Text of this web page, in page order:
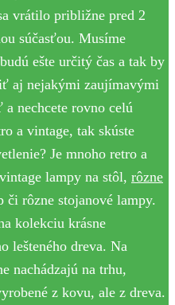
vrátilo približne pred 2
súčasťou. Musíme
ešte určitý čas a tak by
aj nejakými zaujímavými
nechcete rovno celú
a vintage, tak skúste
Je mnoho retro a
lampy na stôl, rôzne
či rôzne stojanové lampy.
kolekciu krásne
lešteného dreva. Na
nachádzajú na trhu,
z kovu, ale z dreva.